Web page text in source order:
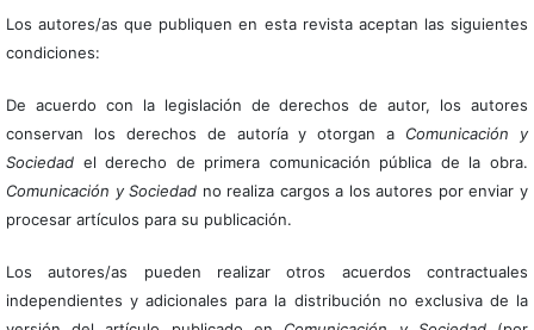
Los autores/as que publiquen en esta revista aceptan las siguientes
condiciones:
De acuerdo con la legislación de derechos de autor, los autores
conservan los derechos de autoría y otorgan a Comunicación y
Sociedadel derecho de primera comunicación pública de la obra.
Comunicación y Sociedad no realiza cargos a los autores por enviar y
procesar artículos para su publicación.
Los autores/as pueden realizar otros acuerdos contractuales
independientes y adicionales para la distribución no exclusiva de la